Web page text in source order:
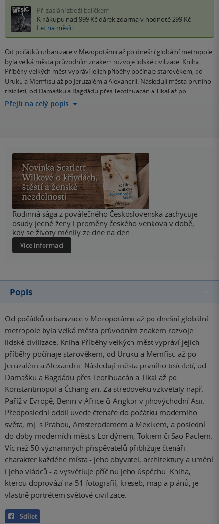
Při zaslání zboží balíčkem
K nákupu nad 999 Kč dárek zdarma v hodnotě 299 Kč
Let na měsíc
Od počátků urbanizace v Mezopotámii až po dnešní globální metropole
byla velká města průvodním znakem rozvoje lidské civilizace. Kniha
Příběhy velkých měst vypráví jejich příběhy počínaje starověkem, od
Uruku a Memfisu až po Jeruzalém a Alexandrii. Následují města prvního
tisíciletí, od Damašku a Bagdádu přes Teotihuacán a Tikal až po…
Přejít na celý popis
Rodinná sága z poválečného Československa zachycuje
osudy jedné ženy i proměny českého venkova v době,
kdy se životy měnily ze dne na den.
Více informací
Popis
Od počátků urbanizace v Mezopotámii až po dnešní globální
metropole byla velká města průvodním znakem rozvoje
lidské civilizace. Kniha Příběhy velkých měst vypráví jejich
příběhy počínaje starověkem, od Uruku a Memfisu až po
Jeruzalém a Alexandrii. Následují města prvního tisíciletí, od
Damašku a Bagdádu přes Teotihuacán a Tikal až po
Konstantinopol a Čchang-an. Za středověku vzkvétaly např.
Paříž v Evropě, Benin v Africe či Angkor v jihovýchodní Asii.
Předposlední oddíl uvede čtenáře do počátku moderního
světa, mj. s Prahou, Amsterodamem a Mexikem, a poslední
do doby moderních měst s Londýnem, Tokiem či Sao Paulem.
Víc než 50 významných přispěvatelů přibližuje čtenáři
charakter každého místa - jeho obyvatel, architektury a umění
i jeho vládců - a vysvětluje příčinu jeho úspěchu. Kniha,
kterou doprovází na 51 fotografií, kreseb, map a plánů, je
vlastně portrétem světové civilizace.
Sdílet